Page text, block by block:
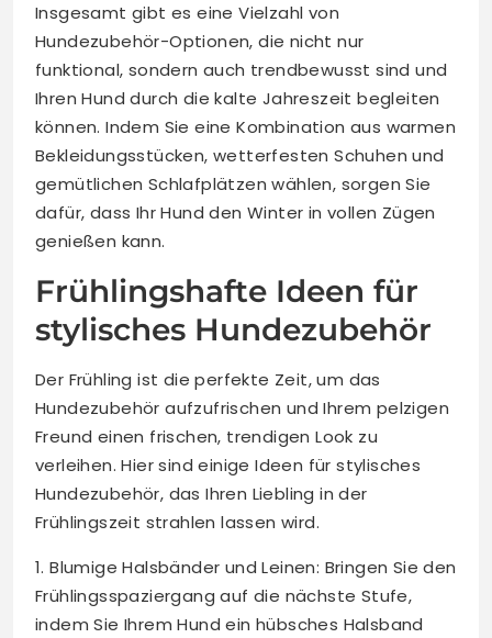
Insgesamt gibt es eine Vielzahl von
Hundezubehör-Optionen, die nicht nur
funktional, sondern auch trendbewusst sind und
Ihren Hund durch die kalte Jahreszeit begleiten
können. Indem Sie eine Kombination aus warmen
Bekleidungsstücken, wetterfesten Schuhen und
gemütlichen Schlafplätzen wählen, sorgen Sie
dafür, dass Ihr Hund den Winter in vollen Zügen
genießen kann.
Frühlingshafte Ideen für
stylisches Hundezubehör
Der Frühling ist die perfekte Zeit, um das
Hundezubehör aufzufrischen und Ihrem pelzigen
Freund einen frischen, trendigen Look zu
verleihen. Hier sind einige Ideen für stylisches
Hundezubehör, das Ihren Liebling in der
Frühlingszeit strahlen lassen wird.
1. Blumige Halsbänder und Leinen: Bringen Sie den
Frühlingsspaziergang auf die nächste Stufe,
indem Sie Ihrem Hund ein hübsches Halsband